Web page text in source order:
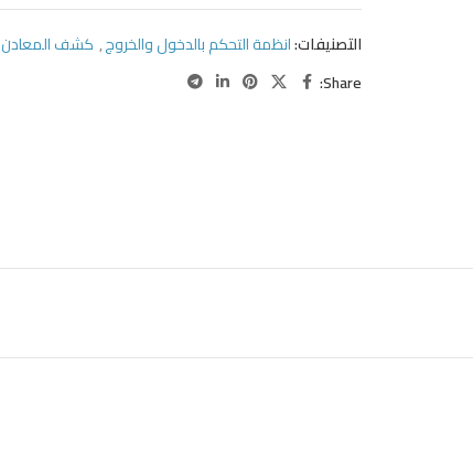
التصنيفات:انظمة التحكم بالدخول والخروج, كشف المعادن
Share: